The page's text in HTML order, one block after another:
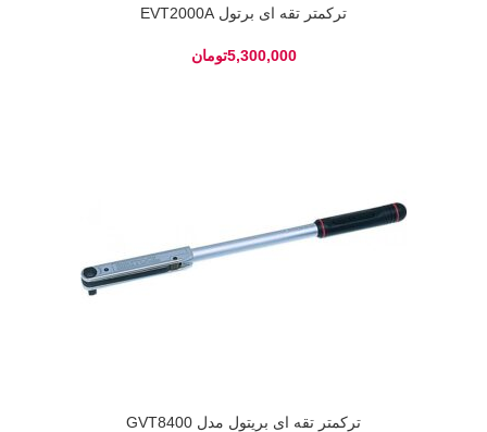
ترکمتر تقه ای برتول EVT2000A
تومان
ترکمتر تقه ای بریتول مدل GVT8400